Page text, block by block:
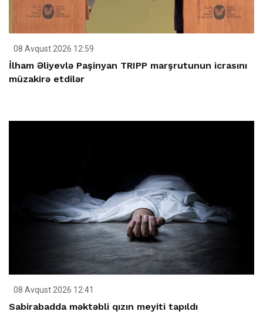
08 Avqust 2026 12:59
İlham Əliyevlə Paşinyan TRIPP marşrutunun icrasını
müzakirə etdilər
08 Avqust 2026 12:41
Sabirabadda məktəbli qızın meyiti tapıldı